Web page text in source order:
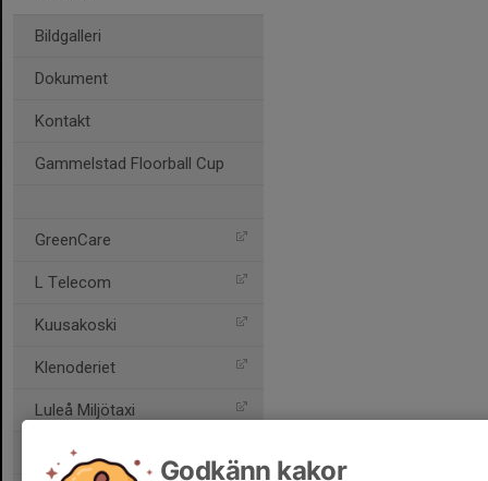
Bildgalleri
Dokument
Kontakt
Gammelstad Floorball Cup
GreenCare
L Telecom
Kuusakoski
Klenoderiet
Luleå Miljötaxi
Rent-A-Wreck
Godkänn kakor